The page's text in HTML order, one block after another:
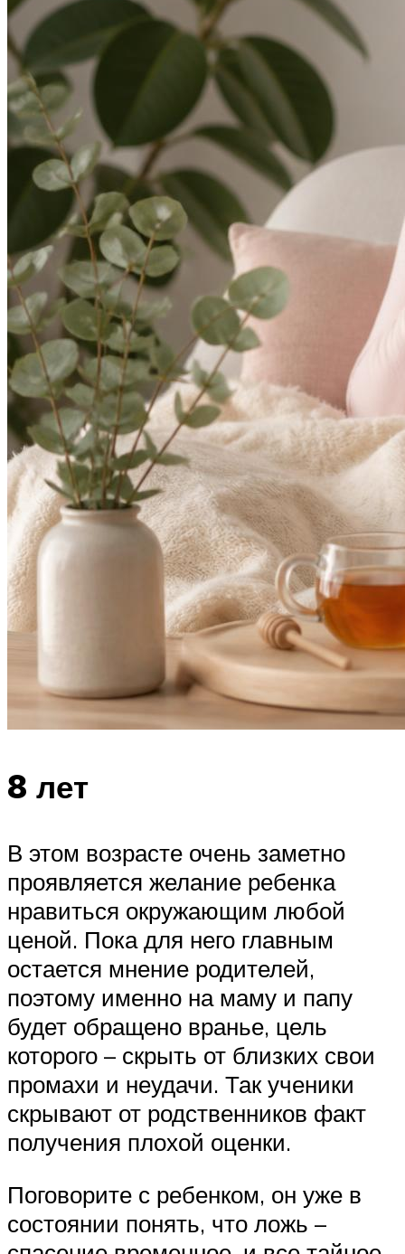
8 лет
В этом возрасте очень заметно
проявляется желание ребенка
нравиться окружающим любой
ценой. Пока для него главным
остается мнение родителей,
поэтому именно на маму и папу
будет обращено вранье, цель
которого – скрыть от близких свои
промахи и неудачи. Так ученики
скрывают от родственников факт
получения плохой оценки.
Поговорите с ребенком, он уже в
состоянии понять, что ложь –